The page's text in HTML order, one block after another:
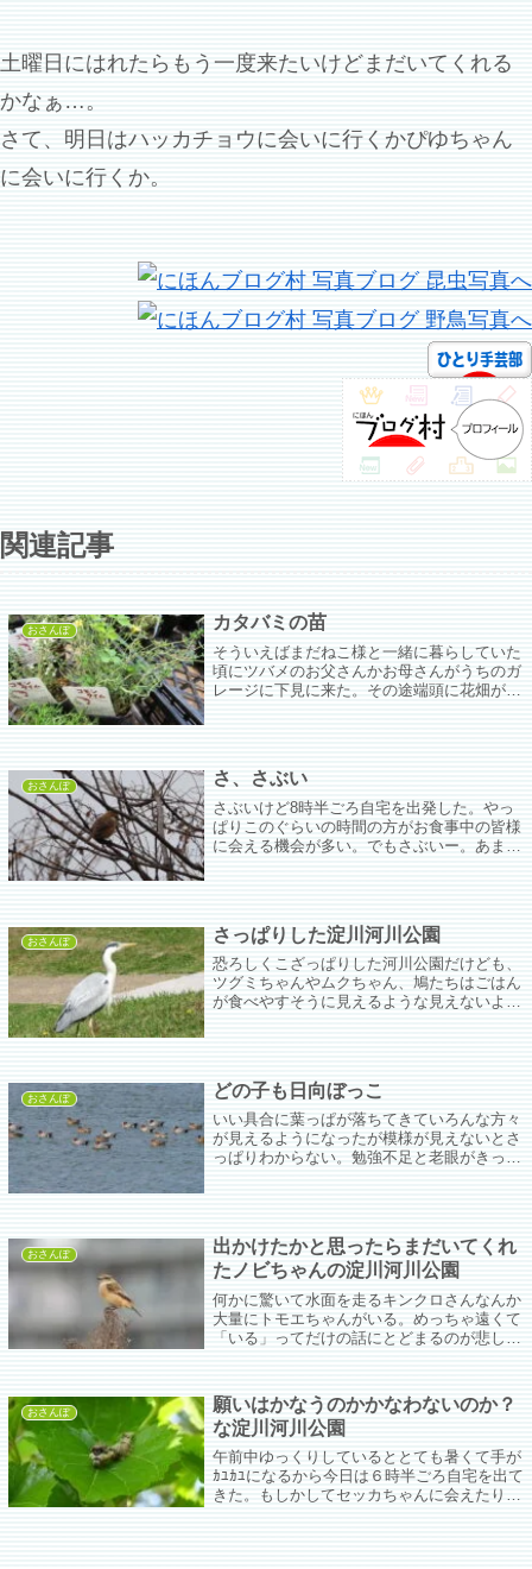
土曜日にはれたらもう一度来たいけどまだいてくれる
かなぁ…。
さて、明日はハッカチョウに会いに行くかぴゆちゃん
に会いに行くか。
関連記事
おさんぽ カタバミの苗
そういえばまだねこ様と一緒に暮らしていた
頃にツバメのお父さんかお母さんがうちのガ
レージに下見に来た。その途端頭に花畑がで
おさんぽ さ、さぶい
さぶいけど8時半ごろ自宅を出発した。やっ
ぱりこのぐらいの時間の方がお食事中の皆様
に会える機会が多い。でもさぶいー。あまり
おさんぽ さっぱりした淀川河川公園
恐ろしくこざっぱりした河川公園だけども、
ツグミちゃんやムクちゃん、鳩たちはごはん
が食べやすそうに見えるような見えないよう
おさんぽ どの子も日向ぼっこ
いい具合に葉っぱが落ちてきていろんな方々
が見えるようになったが模様が見えないとさ
っぱりわからない。勉強不足と老眼がきっつ
おさんぽ
出かけたかと思ったらまだいてくれ
たノビちゃんの淀川河川公園
何かに驚いて水面を走るキンクロさんなんか
大量にトモエちゃんがいる。めっちゃ遠くて
「いる」ってだけの話にとどまるのが悲し
んが気になって川の方を見たらオオバンちゃ
んが...
おさんぽ
願いはかなうのかかなわないのか？
な淀川河川公園
午前中ゆっくりしているととても暑くて手が
ｶﾕｶﾕになるから今日は６時半ごろ自宅を出て
きた。もしかしてセッカちゃんに会えたりす